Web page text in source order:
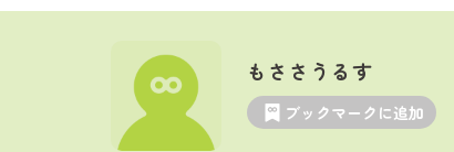
もささうるす
ブックマークに追加